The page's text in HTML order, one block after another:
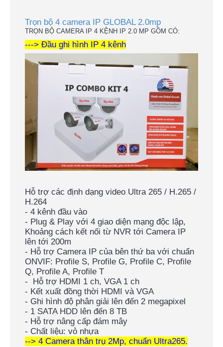
Trọn bộ 4 camera IP GLOBAL 2.0mp
TRỌN BỘ CAMERA IP 4 KỆNH IP 2.0 MP GỒM CÓ:
---> Đầu ghi hình IP 4 kênh
Hỗ trợ các định dạng video Ultra 265 / H.265 /
H.264
- 4 kênh đầu vào
- Plug & Play với 4 giao diện mạng độc lập,
Khoảng cách kết nối từ NVR tới Camera IP
lên tới 200m
- Hỗ trợ Camera IP của bên thứ ba với chuẩn
ONVIF: Profile S, Profile G, Profile C, Profile
Q, Profile A, Profile T
- Hỗ trợ HDMI 1 ch, VGA 1 ch
- Kết xuất đồng thời HDMI và VGA
- Ghi hình độ phân giải lên đến 2 megapixel
- 1 SATA HDD lên đến 8 TB
- Hỗ trợ nâng cấp đám mây
- Chất liệu: vỏ nhựa
--> 4 Camera thân trụ 2Mp, chuẩn Ultra265.